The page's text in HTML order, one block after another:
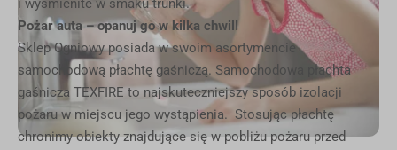
i wyśmienite w smaku trunki.
Pożar auta – opanuj go w kilka chwil!
Sklep Ogniowy posiada w swoim asortymencie
samochodową płachtę gaśniczą. Samochodowa płachta
gaśnicza TEXFIRE to najskuteczniejszy sposób izolacji
pożaru w miejscu jego wystąpienia. Stosując płachtę
chronimy obiekty znajdujące się w pobliżu pożaru przed